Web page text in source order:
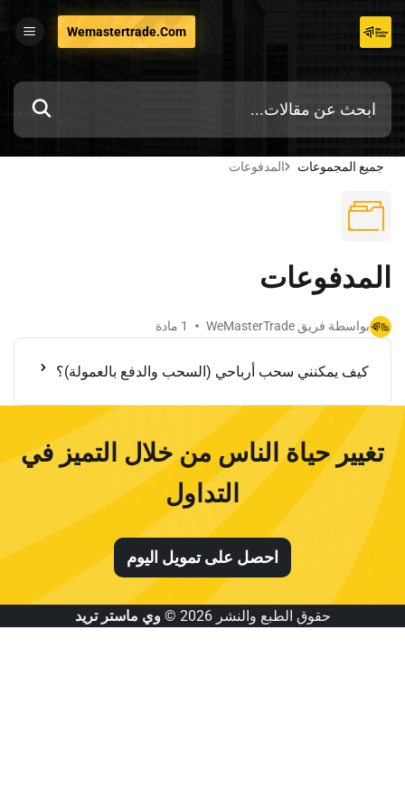
إلى
Wemastertrade.com
جميع المجموعات المدفوعات
المدفوعات
بواسطة فريق WeMasterTrade 1 مادة
كيف يمكنني سحب أرباحي (السحب والدفع بالعمولة)؟
تغيير حياة الناس من خلال التميز في
التداول
احصل على تمويل اليوم
حقوق الطبع والنشر 2026 © وي ماستر تريد